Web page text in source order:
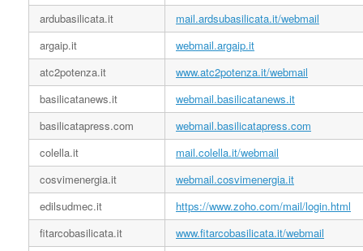
ardubasilicata.it
mail.ardsubasilicata.it/webmail
argaip.it
webmail.argaip.it
atc2potenza.it
www.atc2potenza.it/webmail
basilicatanews.it
webmail.basilicatanews.it
basilicatapress.com
webmail.basilicatapress.com
colella.it
mail.colella.it/webmail
cosvimenergia.it
webmail.cosvimenergia.it
edilsudmec.it
https://www.zoho.com/mail/login.html
fitarcobasilicata.it
www.fitarcobasilicata.it/webmail